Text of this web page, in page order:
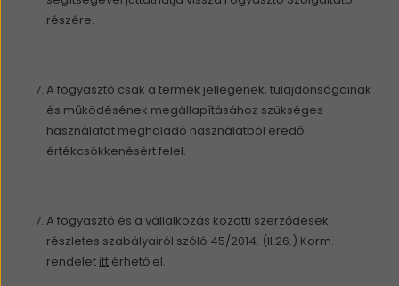
részére.
A fogyasztó csak a termék jellegének, tulajdonságainak
és működésének megállapításához szükséges
használatot meghaladó használatból eredő
értékcsökkenésért felel.
A fogyasztó és a vállalkozás közötti szerződések
részletes szabályairól szóló 45/2014. (II.26.) Korm.
rendelet itt érhető el.